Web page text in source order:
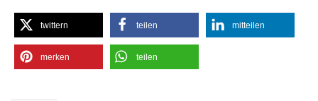
twittern teilen mitteilen
merken teilen